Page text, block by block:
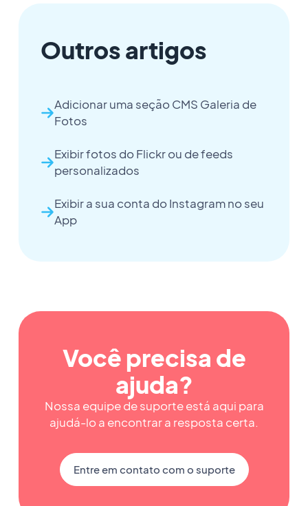
Outros artigos
Adicionar uma seção CMS Galeria de
Fotos
Exibir fotos do Flickr ou de feeds
personalizados
Exibir a sua conta do Instagram no seu
App
Você precisa de
ajuda?
Nossa equipe de suporte está aqui para
ajudá-lo a encontrar a resposta certa.
Entre em contato com o suporte